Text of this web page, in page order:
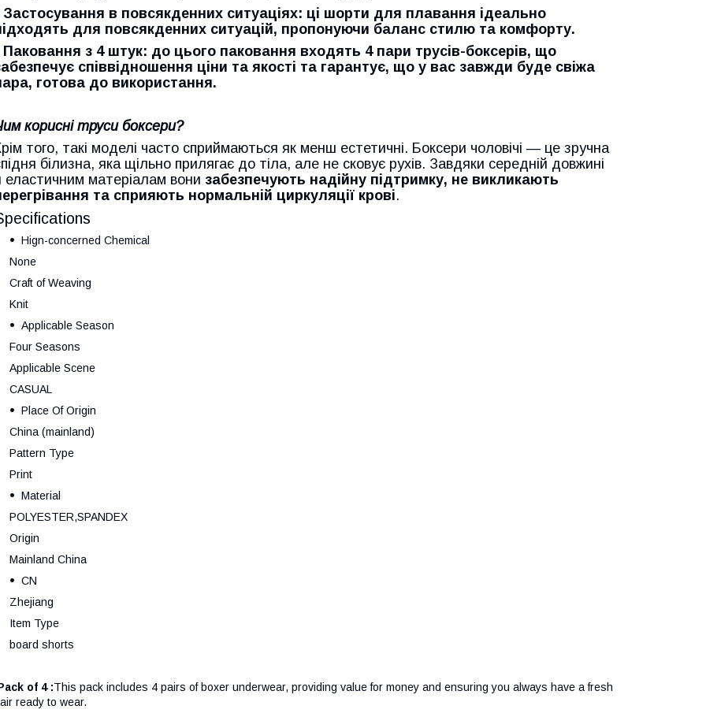
Застосування в повсякденних ситуаціях: ці шорти для плавання ідеально
для повсякденних ситуацій, пропонуючи баланс стилю та комфорту.
Паковання з 4 штук: до цього паковання входять 4 пари трусів-боксерів, що
співвідношення ціни та якості та гарантує, що у вас завжди буде свіжа
готова до використання.
корисні труси боксери?
того, такі моделі часто сприймаються як менш естетичні. Боксери чоловічі — це зручна
білизна, яка щільно прилягає до тіла, але не сковує рухів. Завдяки середній довжині
еластичним матеріалам вони забезпечують надійну підтримку, не викликають
та сприяють нормальній циркуляції крові.
Hign-concerned Chemical
None
Craft of Weaving
Knit
Applicable Season
Four Seasons
Applicable Scene
CASUAL
Place Of Origin
China (mainland)
Pattern Type
Print
Material
POLYESTER,SPANDEX
Origin
Mainland China
CN
Zhejiang
Item Type
board shorts
of 4 :This pack includes 4 pairs of boxer underwear, providing value for money and ensuring you always have a fresh
ready to wear.